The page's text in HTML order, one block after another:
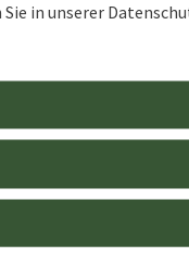
in unserer